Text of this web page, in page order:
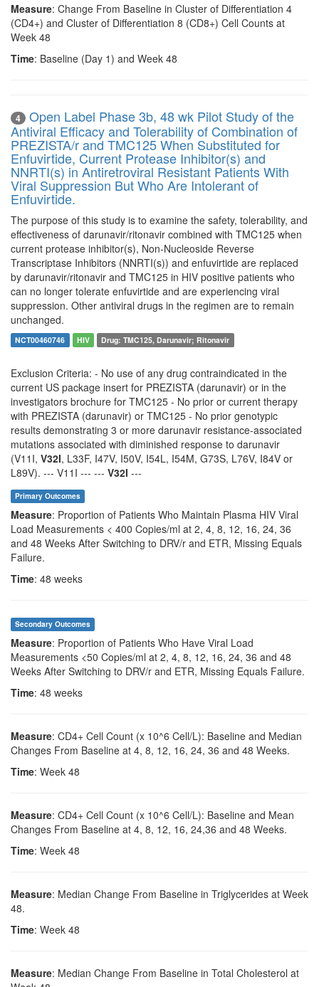
Measure: Change From Baseline in Cluster of Differentiation 4
(CD4+) and Cluster of Differentiation 8 (CD8+) Cell Counts at
Week 48
Time: Baseline (Day 1) and Week 48
4
Open Label Phase 3b, 48 wk Pilot Study of the
Antiviral Efficacy and Tolerability of Combination of
PREZISTA/r and TMC125 When Substituted for
Enfuvirtide, Current Protease Inhibitor(s) and
NNRTI(s) in Antiretroviral Resistant Patients With
Viral Suppression But Who Are Intolerant of
Enfuvirtide.
The purpose of this study is to examine the safety, tolerability, and
effectiveness of darunavir/ritonavir combined with TMC125 when
current protease inhibitor(s), Non-Nucleoside Reverse
Transcriptase Inhibitors (NNRTI(s)) and enfuvirtide are replaced
by darunavir/ritonavir and TMC125 in HIV positive patients who
can no longer tolerate enfuvirtide and are experiencing viral
suppression. Other antiviral drugs in the regimen are to remain
unchanged.
NCT00460746 HIV Drug: TMC125, Darunavir; Ritonavir
Exclusion Criteria: - No use of any drug contraindicated in the
current US package insert for PREZISTA (darunavir) or in the
investigators brochure for TMC125 - No prior or current therapy
with PREZISTA (darunavir) or TMC125 - No prior genotypic
results demonstrating 3 or more darunavir resistance-associated
mutations associated with diminished response to darunavir
(V11I, V32I, L33F, I47V, I50V, I54L, I54M, G73S, L76V, I84V or
L89V). --- V11I --- --- V32I ---
Primary Outcomes
Measure: Proportion of Patients Who Maintain Plasma HIV Viral
Load Measurements < 400 Copies/ml at 2, 4, 8, 12, 16, 24, 36
and 48 Weeks After Switching to DRV/r and ETR, Missing Equals
Failure.
Time: 48 weeks
Secondary Outcomes
Measure: Proportion of Patients Who Have Viral Load
Measurements <50 Copies/ml at 2, 4, 8, 12, 16, 24, 36 and 48
Weeks After Switching to DRV/r and ETR, Missing Equals Failure.
Time: 48 weeks
Measure: CD4+ Cell Count (x 10^6 Cell/L): Baseline and Median
Changes From Baseline at 4, 8, 12, 16, 24, 36 and 48 Weeks.
Time: Week 48
Measure: CD4+ Cell Count (x 10^6 Cell/L): Baseline and Mean
Changes From Baseline at 4, 8, 12, 16, 24,36 and 48 Weeks.
Time: Week 48
Measure: Median Change From Baseline in Triglycerides at Week
48.
Time: Week 48
Measure: Median Change From Baseline in Total Cholesterol at